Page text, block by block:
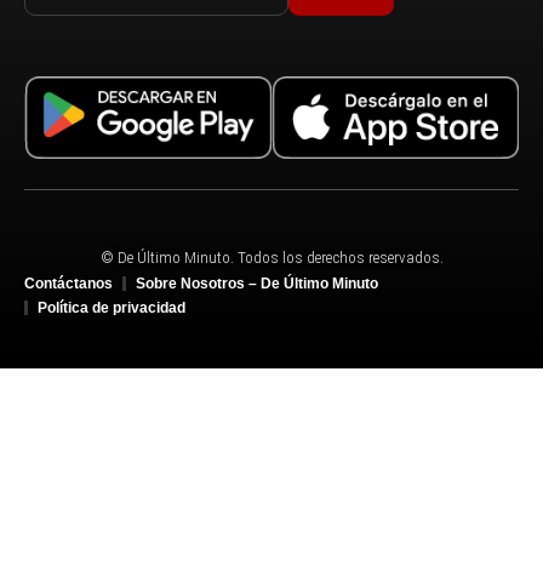
© De Último Minuto. Todos los derechos reservados.
Contáctanos
Sobre Nosotros – De Último Minuto
Política de privacidad